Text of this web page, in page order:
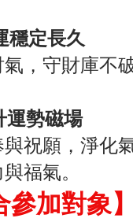
穩定長久
，守財庫不
運勢磁場
祝願，淨化
福氣。
加對象】